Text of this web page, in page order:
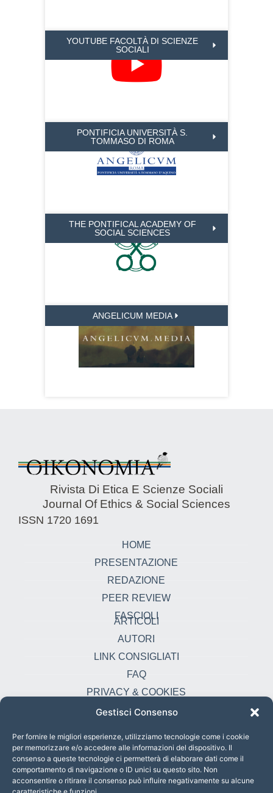
Gestisci Consenso
Per fornire le migliori esperienze, utilizziamo tecnologie come i cookie
per memorizzare e/o accedere alle informazioni del dispositivo. Il
consenso a queste tecnologie ci permetterà di elaborare dati come il
comportamento di navigazione o ID unici su questo sito. Non
acconsentire o ritirare il consenso può influire negativamente su alcune
YOUTUBE FACOLTÀ DI SCIENZE
SOCIALI
PONTIFICIA UNIVERSITÀ S.
TOMMASO DI ROMA
THE PONTIFICAL ACADEMY OF
SOCIAL SCIENCES
ANGELICUM MEDIA
Rivista Di Etica E Scienze Sociali
Journal Of Ethics & Social Sciences
ISSN 1720 1691
HOME
PRESENTAZIONE
REDAZIONE
PEER REVIEW
FASCIOLI
ARTICOLI
AUTORI
LINK CONSIGLIATI
FAQ
PRIVACY & COOKIES
oikonomia@pust.it
+39 06 67 02 338
Largo Angelicum 1, 00184 Roma, Italia